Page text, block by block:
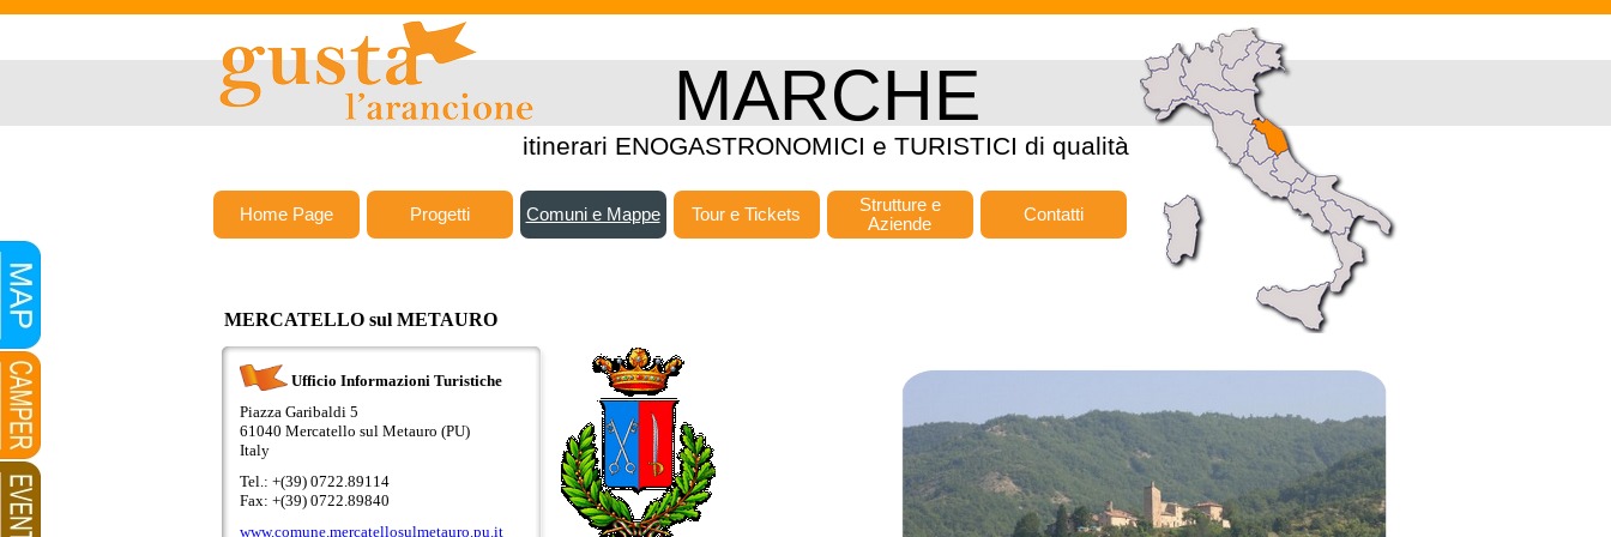
Home Page Progetti Comuni e Mappe Tour e Tickets
Strutture e
Aziende
Contatti
MARCHE
itinerari ENOGASTRONOMICI e TURISTICI di qualità
MERCATELLO sul METAURO
Ufficio Informazioni Turistiche
Piazza Garibaldi 5
61040 Mercatello sul Metauro (PU)
Italy
Tel.: +(39) 0722.89114
Fax: +(39) 0722.89840
www.comune.mercatellosulmetauro.pu.it